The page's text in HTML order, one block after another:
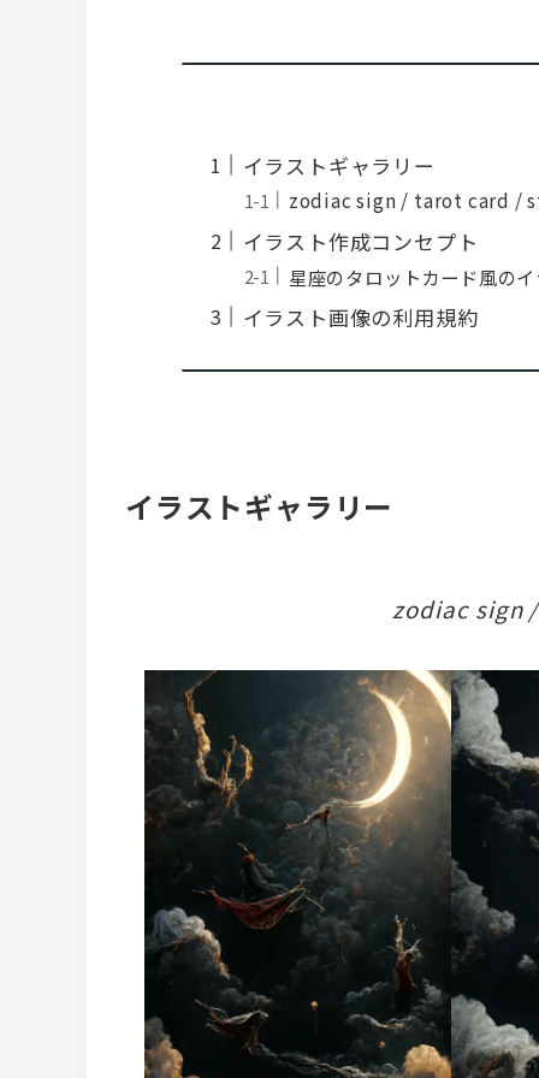
イラストギャラリー
zodiac sign / tarot card /
イラスト作成コンセプト
星座のタロットカード風の
イラスト画像の利用規約
イラストギャラリー
zodiac sign